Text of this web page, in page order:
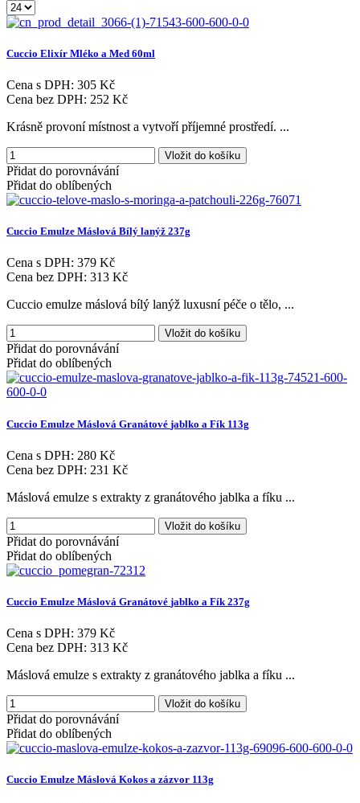
Cuccio Elixír Mléko a Med 60ml
Cena s DPH: 305 Kč
Cena bez DPH: 252 Kč
Krásně provoní místnost a vytvoří příjemné prostředí. ...
Vložit do košíku
Přidat do porovnávání
Přidat do oblíbených
Cuccio Emulze Máslová Bílý lanýž 237g
Cena s DPH: 379 Kč
Cena bez DPH: 313 Kč
Cuccio emulze máslová bílý lanýž luxusní péče o tělo, ...
Vložit do košíku
Přidat do porovnávání
Přidat do oblíbených
Cuccio Emulze Máslová Granátové jablko a Fík 113g
Cena s DPH: 280 Kč
Cena bez DPH: 231 Kč
Máslová emulze s extrakty z granátového jablka a fíku ...
Vložit do košíku
Přidat do porovnávání
Přidat do oblíbených
Cuccio Emulze Máslová Granátové jablko a Fík 237g
Cena s DPH: 379 Kč
Cena bez DPH: 313 Kč
Máslová emulze s extrakty z granátového jablka a fíku ...
Vložit do košíku
Přidat do porovnávání
Přidat do oblíbených
Cuccio Emulze Máslová Kokos a zázvor 113g